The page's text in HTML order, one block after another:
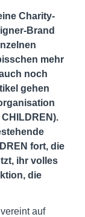
Charity-
Brand
mehr
noch
gehen
fort, die
ihr volles
die
auf